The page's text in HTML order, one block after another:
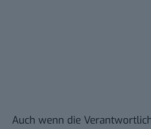
Auch wenn die